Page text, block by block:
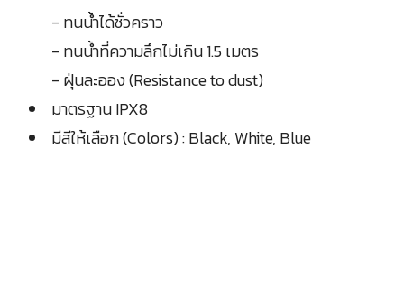
- ทนน้ำได้ชั่วคราว
- ทนน้ำที่ความลึกไม่เกิน 1.5 เมตร
- ฝุ่นละออง (Resistance to dust)
มาตรฐาน IPX8
มีสีให้เลือก (Colors) : Black, White, Blue